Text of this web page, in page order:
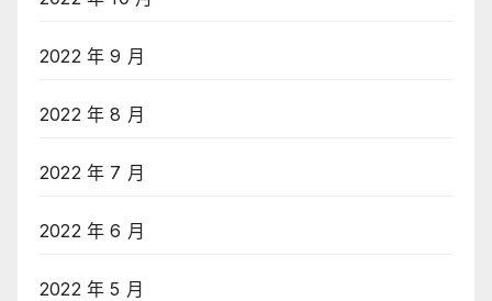
2022 年 9 月
2022 年 8 月
2022 年 7 月
2022 年 6 月
2022 年 5 月